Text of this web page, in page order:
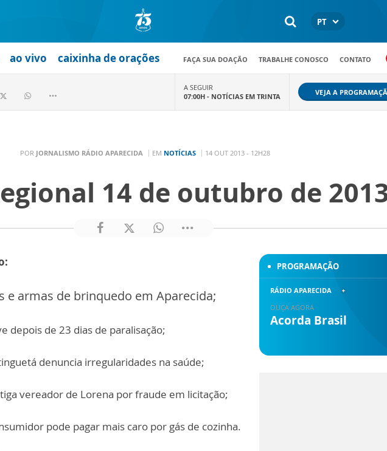
PT
ao vivo caixinha de orações FAÇA SUA DOAÇÃO TRABALHE CONOSCO CONTATO
A SEGUIR
07:00H - NOTÍCIAS EM TRINTA VEJA A
POR JORNALISMO RÁDIO APARECIDA EM NOTÍCIAS 14 OUT 2013 - 12H28
14 de outubro de
e armas de brinquedo em Aparecida;
depois de 23 dias de paralisação;
denuncia irregularidades na saúde;
vereador de Lorena por fraude em licitação;
pode pagar mais caro por gás de cozinha.
PROGRAMAÇÃO
RÁDIO APARECIDA
OUÇA AGORA
Acorda Brasil